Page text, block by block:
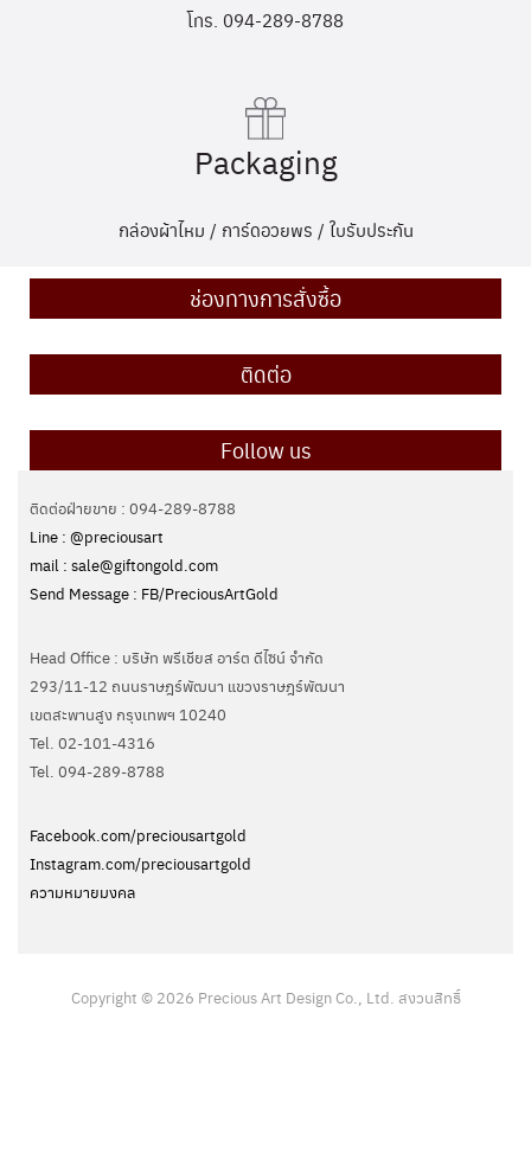
โทร. 094-289-8788
Packaging
กล่องผ้าไหม / การ์ดอวยพร / ใบรับประกัน
ช่องทางการสั่งซื้อ
ติดต่อ
Follow us
ติดต่อฝ่ายขาย : 094-289-8788
Line : @preciousart
mail : sale@giftongold.com
Send Message : FB/PreciousArtGold
Head Office : บริษัท พรีเชียส อาร์ต ดีไซน์ จำกัด
293/11-12 ถนนราษฎร์พัฒนา แขวงราษฎร์พัฒนา
เขตสะพานสูง กรุงเทพฯ 10240
Tel. 02-101-4316
Tel. ‭094-289-8788‬
Facebook.com/preciousartgold
Instagram.com/preciousartgold
ความหมายมงคล
Copyright © 2026 Precious Art Design Co., Ltd. สงวนสิทธิ์